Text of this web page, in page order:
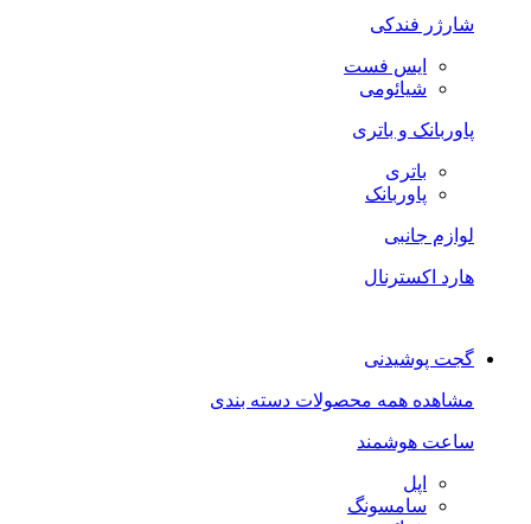
شارژر فندکی
ایس فست
شیائومی
پاوربانک و باتری
باتری
پاوربانک
لوازم جانبی
هارد اکسترنال
گجت پوشیدنی
مشاهده همه محصولات دسته بندی
ساعت هوشمند
اپل
سامسونگ